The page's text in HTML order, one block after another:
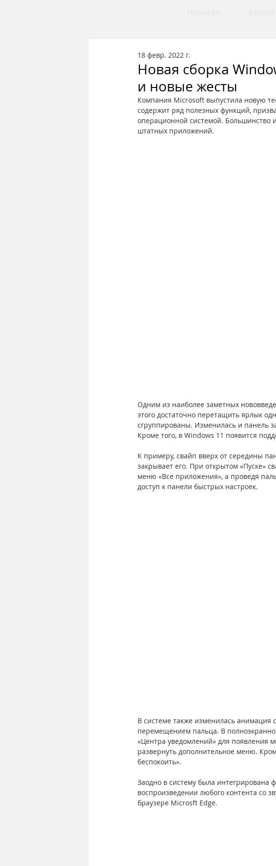
Новая сборка
и новые жесты
18 февр. 2022 г.
Компания Microsoft выпустила новую
содержит ряд полезных функций,
операционной системой. Большинство
штатных приложений.
Одним из наиболее заметных
этого достаточно перетащить ярлык
сгруппированы. Изменилась и панель
Кроме того, в Windows 11 появится
К примеру, свайп вверх от середины
закрывает его. При открытом «Пуске»
меню «Все приложения», а проведя
доступ к панели быстрых настроек.
В системе также изменилась анимация
перемещением пальца. В
«Центра уведомлений» для
развернуть дополнительное меню.
беспокоить».
Заодно в систему была интегрирована
воспроизведении любого контента со
браузере Microsft Edge.